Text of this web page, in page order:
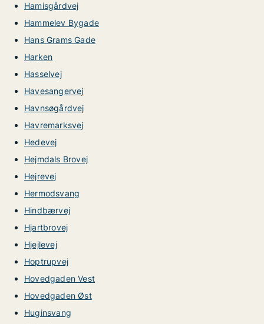
Hamisgårdvej
Hammelev Bygade
Hans Grams Gade
Harken
Hasselvej
Havesangervej
Havnsøgårdvej
Havremarksvej
Hedevej
Hejmdals Brovej
Hejrevej
Hermodsvang
Hindbærvej
Hjartbrovej
Hjejlevej
Hoptrupvej
Hovedgaden Vest
Hovedgaden Øst
Huginsvang